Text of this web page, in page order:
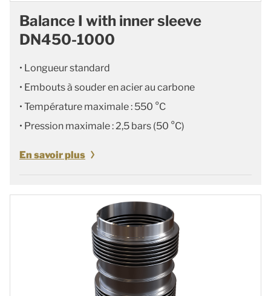
Balance I with inner sleeve
DN450-1000
• Longueur standard
• Embouts à souder en acier au carbone
• Température maximale : 550 °C
• Pression maximale : 2,5 bars (50 °C)
En savoir plus